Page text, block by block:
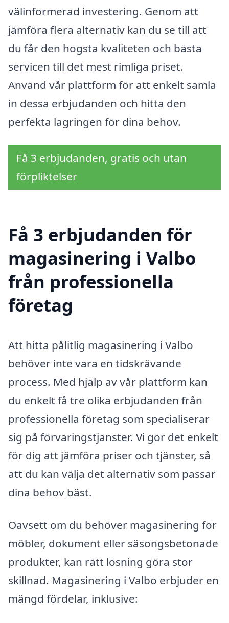
välinformerad investering. Genom att
jämföra flera alternativ kan du se till att
du får den högsta kvaliteten och bästa
servicen till det mest rimliga priset.
Använd vår plattform för att enkelt samla
in dessa erbjudanden och hitta den
perfekta lagringen för dina behov.
Få 3 erbjudanden, gratis och utan
förpliktelser
Få 3 erbjudanden för
magasinering i Valbo
från professionella
företag
Att hitta pålitlig magasinering i Valbo
behöver inte vara en tidskrävande
process. Med hjälp av vår plattform kan
du enkelt få tre olika erbjudanden från
professionella företag som specialiserar
sig på förvaringstjänster. Vi gör det enkelt
för dig att jämföra priser och tjänster, så
att du kan välja det alternativ som passar
dina behov bäst.
Oavsett om du behöver magasinering för
möbler, dokument eller säsongsbetonade
produkter, kan rätt lösning göra stor
skillnad. Magasinering i Valbo erbjuder en
mängd fördelar, inklusive: